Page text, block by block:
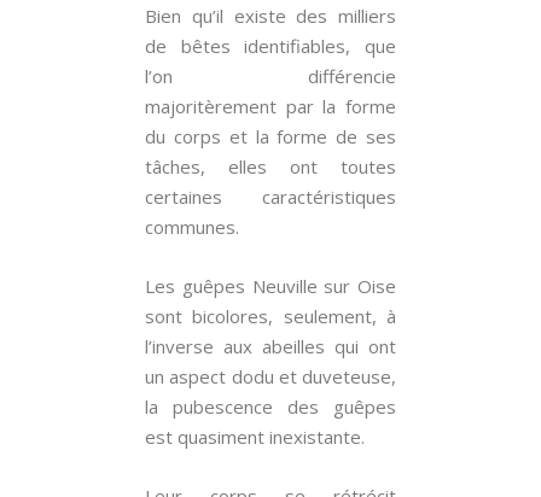
Bien qu’il existe des milliers
de bêtes identifiables, que
l’on différencie
majoritèrement par la forme
du corps et la forme de ses
tâches, elles ont toutes
certaines caractéristiques
communes.
Les guêpes Neuville sur Oise
sont bicolores, seulement, à
l’inverse aux abeilles qui ont
un aspect dodu et duveteuse,
la pubescence des guêpes
est quasiment inexistante.